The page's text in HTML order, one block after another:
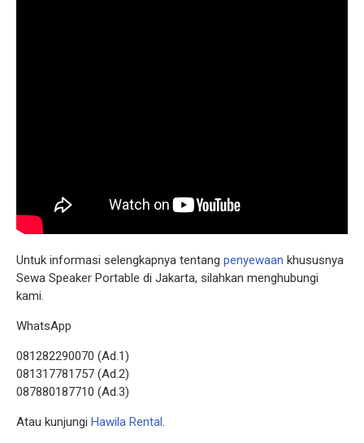
Untuk informasi selengkapnya tentang penyewaan khususnya
Sewa Speaker Portable di Jakarta, silahkan menghubungi
kami.
WhatsApp
081282290070 (Ad.1)
081317781757 (Ad.2)
087880187710 (Ad.3)
Atau kunjungi Hawila Rental.